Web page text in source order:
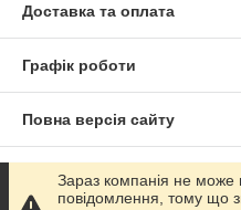
Доставка та оплата
Графік роботи
Повна версія сайту
Сайт створено на
Зараз компанія не може
повідомлення, тому що